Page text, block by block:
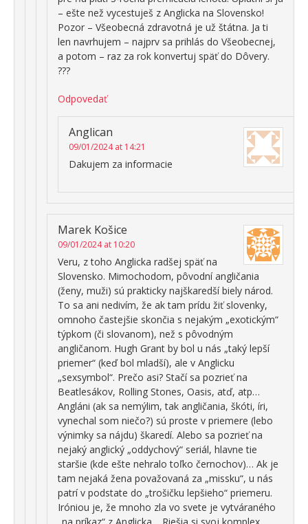
– ešte než vycestuješ z Anglicka na Slovensko!
Pozor – Všeobecná zdravotná je už štátna. Ja ti
len navrhujem – najprv sa prihlás do Všeobecnej,
a potom – raz za rok konvertuj späť do Dôvery.
???
Odpovedať
Anglican
09/01/2024 at 14:21
Dakujem za informacie
Marek Košice
09/01/2024 at 10:20
Veru, z toho Anglicka radšej späť na
Slovensko. Mimochodom, pôvodní angličania
(ženy, muži) sú prakticky najškaredší biely národ.
To sa ani nedivím, že ak tam prídu žiť slovenky,
omnoho častejšie skončia s nejakým „exotickým“
týpkom (či slovanom), než s pôvodným
angličanom. Hugh Grant by bol u nás „taký lepší
priemer“ (keď bol mladší), ale v Anglicku
„sexsymbol“. Prečo asi? Stačí sa pozrieť na
Beatlesákov, Rolling Stones, Oasis, atď, atp…
Angláni (ak sa nemýlim, tak angličania, škóti, íri,
vynechal som niečo?) sú proste v priemere (lebo
výnimky sa nájdu) škaredí. Alebo sa pozrieť na
nejaký anglický „oddychový“ seriál, hlavne tie
staršie (kde ešte nehralo toľko černochov)… Ak je
tam nejaká žena považovaná za „missku“, u nás
patrí v podstate do „trošičku lepšieho“ priemeru.
Iróniou je, že mnoho zla vo svete je vytváraného